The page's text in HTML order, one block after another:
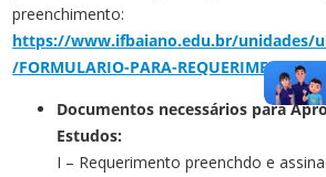
preenchimento:
https://www.ifbaiano.edu.br/unidades/
/FORMULARIO-PARA-
Documentos necessários para
Estudos:
I – Requerimento preenchdo e